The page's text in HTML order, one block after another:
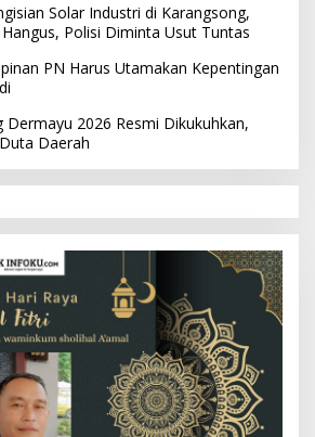
Solar Industri di Karangsong,
Polisi Diminta Usut Tuntas
PN Harus Utamakan Kepentingan
Dermayu 2026 Resmi Dikukuhkan,
Daerah